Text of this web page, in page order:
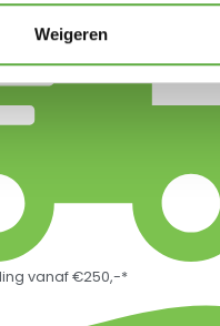
Weigeren
vanaf €250,-*